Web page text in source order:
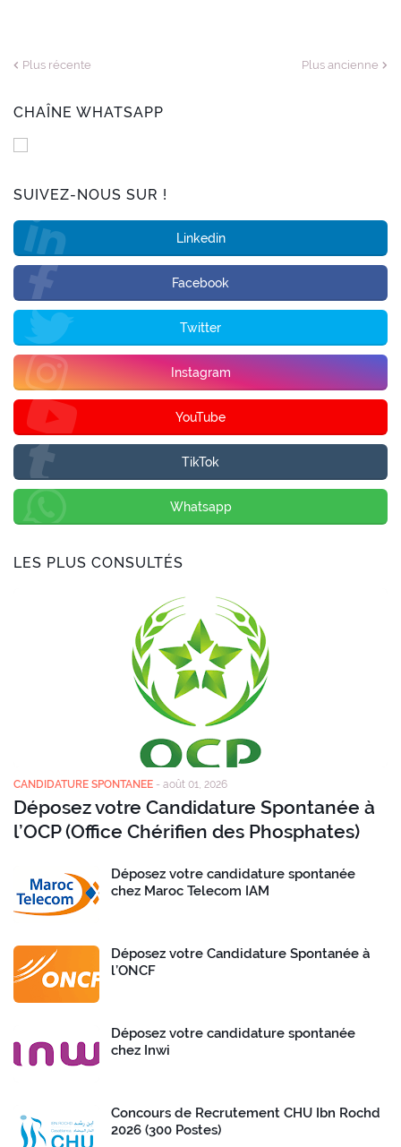
Plus récente Plus ancienne
CHAÎNE WHATSAPP
SUIVEZ-NOUS SUR !
Linkedin
Facebook
Twitter
Instagram
YouTube
TikTok
Whatsapp
LES PLUS CONSULTÉS
CANDIDATURE SPONTANEE - août 01, 2026
Déposez votre Candidature Spontanée à
l’OCP (Office Chérifien des Phosphates)
Déposez votre candidature spontanée
chez Maroc Telecom IAM
Déposez votre Candidature Spontanée à
l’ONCF
Déposez votre candidature spontanée
chez Inwi
Concours de Recrutement CHU Ibn Rochd
2026 (300 Postes)